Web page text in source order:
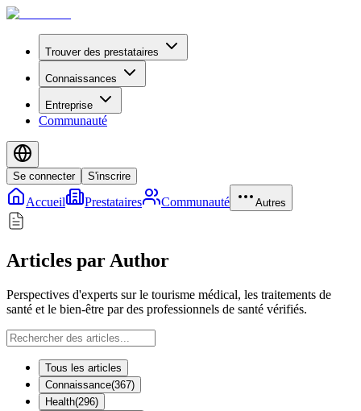
Trouver des prestataires
Connaissances
Entreprise
Communauté
Se connecter S'inscrire
Accueil Prestataires Communauté Autres
Articles par Author
Perspectives d'experts sur le tourisme médical, les traitements de
santé et le bien-être par des professionnels de santé vérifiés.
Tous les articles
Connaissance(367)
Health(296)